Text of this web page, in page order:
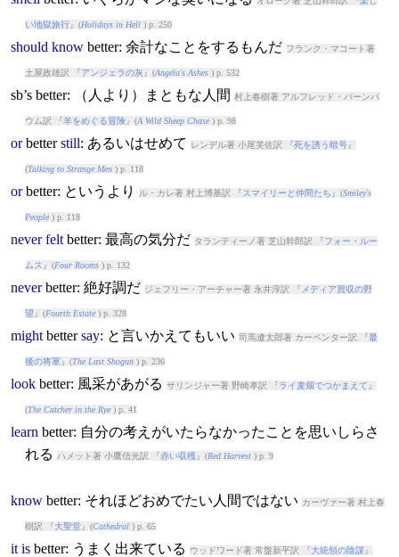
い地獄旅行』(Holidays in Hell) p. 250
should know better: 余計なことをするもんだ フランク・マコート著
土屋政雄訳 『アンジェラの灰』(Angela's Ashes) p. 532
sb’s better: （人より）まともな人間 村上春樹著 アルフレッド・バーンバ
ウム訳 『羊をめぐる冒険』(A Wild Sheep Chase) p. 98
or better still: あるいはせめて レンデル著 小尾芙佐訳 『死を誘う暗号』
(Talking to Strange Men) p. 118
or better: というより ル・カレ著 村上博基訳 『スマイリーと仲間たち 』(Smiley's
People) p. 118
never felt better: 最高の気分だ タランティーノ著 芝山幹郎訳 『フォー・ルー
ムス 』(Four Rooms) p. 132
never better: 絶好調だ ジェフリー・アーチャー著 永井淳訳 『 メディア買収の野
望 』(Fourth Estate) p. 328
might better say: と言いかえてもいい 司馬遼太郎著 カーペンター訳 『最
後の将軍』(The Last Shogun) p. 236
look better: 風采があがる サリンジャー著 野崎孝訳 『ライ麦畑でつかまえて 』
(The Catcher in the Rye) p. 41
learn better: 自分の考えがいたらなかったことを思いしらさ
れる
ハメット著 小鷹信光訳 『赤い収穫 』(Red Harvest) p. 9
know better: それほどおめでたい人間ではない カーヴァー著 村上春
樹訳 『大聖堂』(Cathedral) p. 65
it is better: うまく出来ている ウッドワード著 常盤新平訳 『大統領の陰謀』